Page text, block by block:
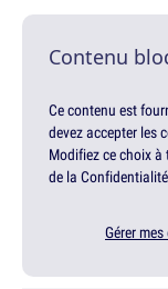
Contenu
Ce contenu est
devez accepter les
Modifiez ce choix à
de la
Gérer